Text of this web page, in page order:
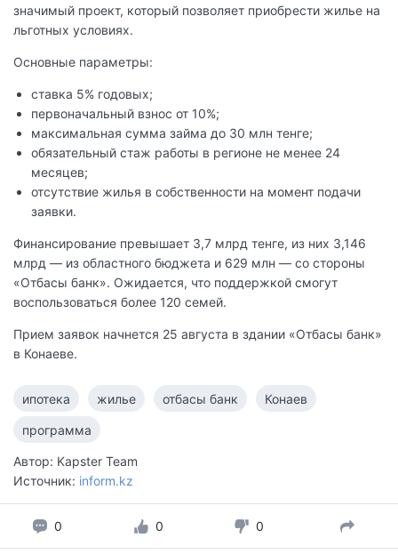
значимый проект, который позволяет приобрести жилье на
льготных условиях.
Основные параметры:
ставка 5% годовых;
первоначальный взнос от 10%;
максимальная сумма займа до 30 млн тенге;
обязательный стаж работы в регионе не менее 24
месяцев;
отсутствие жилья в собственности на момент подачи
заявки.
Финансирование превышает 3,7 млрд тенге, из них 3,146
млрд — из областного бюджета и 629 млн — со стороны
«Отбасы банк». Ожидается, что поддержкой смогут
воспользоваться более 120 семей.
Прием заявок начнется 25 августа в здании «Отбасы банк»
в Конаеве.
ипотека жилье отбасы банк Конаев
программа
Автор: Kapster Team
Источник: inform.kz
0 0 0